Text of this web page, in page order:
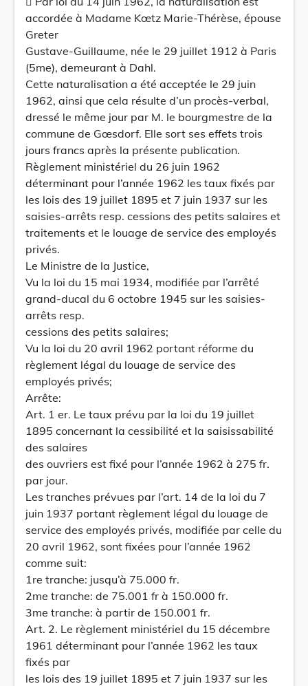
accordée à Madame Kœtz Marie-Thérèse, épouse
Greter
Gustave-Guillaume, née le 29 juillet 1912 à Paris
(5me), demeurant à Dahl.
Cette naturalisation a été acceptée le 29 juin
1962, ainsi que cela résulte d’un procès-verbal,
dressé le même jour par M. le bourgmestre de la
commune de Gœsdorf. Elle sort ses effets trois
jours francs après la présente publication.
Règlement ministériel du 26 juin 1962
déterminant pour l’année 1962 les taux fixés par
les lois des 19 juillet 1895 et 7 juin 1937 sur les
saisies-arrêts resp. cessions des petits salaires et
traitements et le louage de service des employés
privés.
Le Ministre de la Justice,
Vu la loi du 15 mai 1934, modifiée par l’arrêté
grand-ducal du 6 octobre 1945 sur les saisies-
arrêts resp.
cessions des petits salaires;
Vu la loi du 20 avril 1962 portant réforme du
règlement légal du louage de service des
employés privés;
Arrête:
Art. 1 er. Le taux prévu par la loi du 19 juillet
1895 concernant la cessibilité et la saisissabilité
des salaires
des ouvriers est fixé pour l’année 1962 à 275 fr.
par jour.
Les tranches prévues par l’art. 14 de la loi du 7
juin 1937 portant règlement légal du louage de
service des employés privés, modifiée par celle du
20 avril 1962, sont fixées pour l’année 1962
comme suit:
1re tranche: jusqu’à 75.000 fr.
2me tranche: de 75.001 fr à 150.000 fr.
3me tranche: à partir de 150.001 fr.
Art. 2. Le règlement ministériel du 15 décembre
1961 déterminant pour l’année 1962 les taux
fixés par
les lois des 19 juillet 1895 et 7 juin 1937 sur les